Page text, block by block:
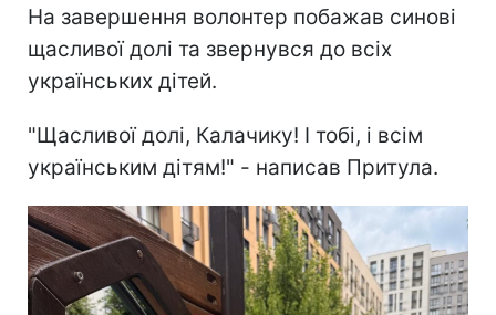
На завершення волонтер побажав синові
щасливої долі та звернувся до всіх
українських дітей.
"Щасливої долі, Калачику! І тобі, і всім
українським дітям!" - написав Притула.